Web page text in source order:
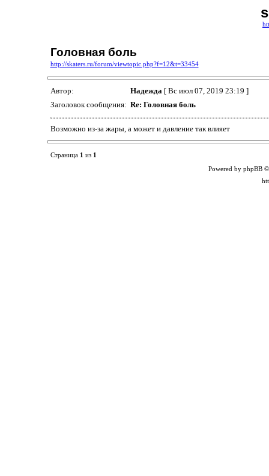
Головная боль
http://skaters.ru/forum/viewtopic.php?f=12&t=33454
Автор: Надежда[ Вс июл 07, 2019 23:19 ]
Заголовок сообщения: Re: Головная боль
Возможно из-за жары, а может и давление так влияет
Страница 1 из 1
Powered by phpBB